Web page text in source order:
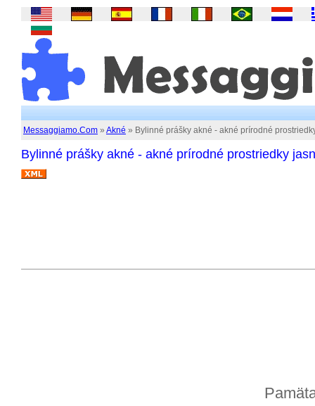
Messaggiamo.Com » Akné » Bylinné prášky akné - akné prírodné
Bylinné prášky akné - akné prírodné prostriedky